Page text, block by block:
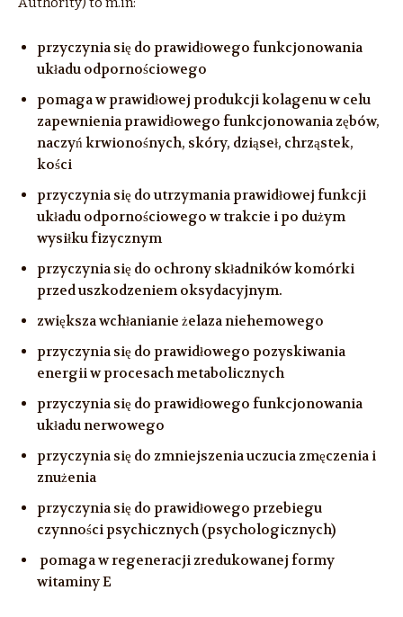
przyczynia się do prawidłowego funkcjonowania
układu odpornościowego
pomaga w prawidłowej produkcji kolagenu w celu
zapewnienia prawidłowego funkcjonowania zębów,
naczyń krwionośnych, skóry, dziąseł, chrząstek,
kości
przyczynia się do utrzymania prawidłowej funkcji
układu odpornościowego w trakcie i po dużym
wysiłku fizycznym
przyczynia się do ochrony składników komórki
przed uszkodzeniem oksydacyjnym.
zwiększa wchłanianie żelaza niehemowego
przyczynia się do prawidłowego pozyskiwania
energii w procesach metabolicznych
przyczynia się do prawidłowego funkcjonowania
układu nerwowego
przyczynia się do zmniejszenia uczucia zmęczenia i
znużenia
przyczynia się do prawidłowego przebiegu
czynności psychicznych (psychologicznych)
pomaga w regeneracji zredukowanej formy
witaminy E